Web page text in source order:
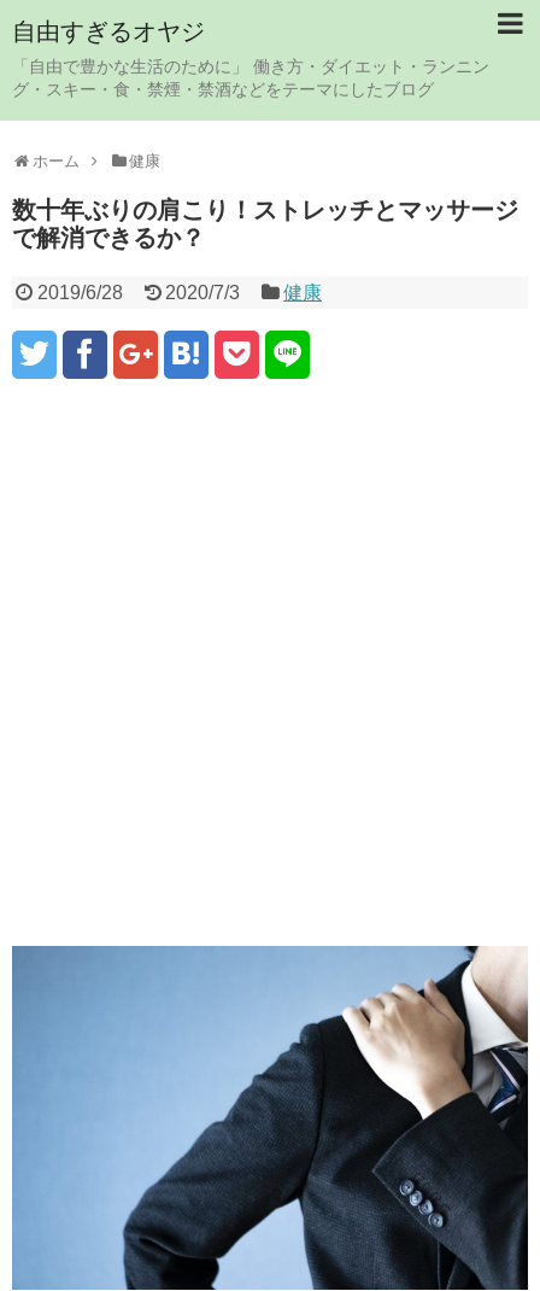
自由すぎるオヤジ
「自由で豊かな生活のために」 働き方・ダイエット・ランニン
グ・スキー・食・禁煙・禁酒などをテーマにしたブログ
ホーム 健康
数十年ぶりの肩こり！ストレッチとマッサージ
で解消できるか？
2019/6/28 2020/7/3 健康